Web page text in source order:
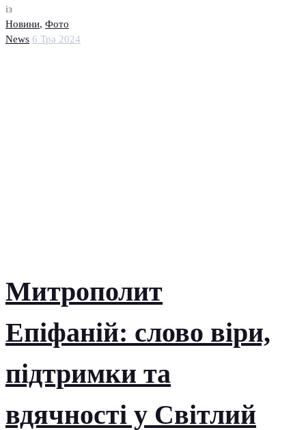
із
Новини, Фото
News 6 Тра 2024
Митрополит
Епіфаній: слово віри,
підтримки та
вдячності у Світлий